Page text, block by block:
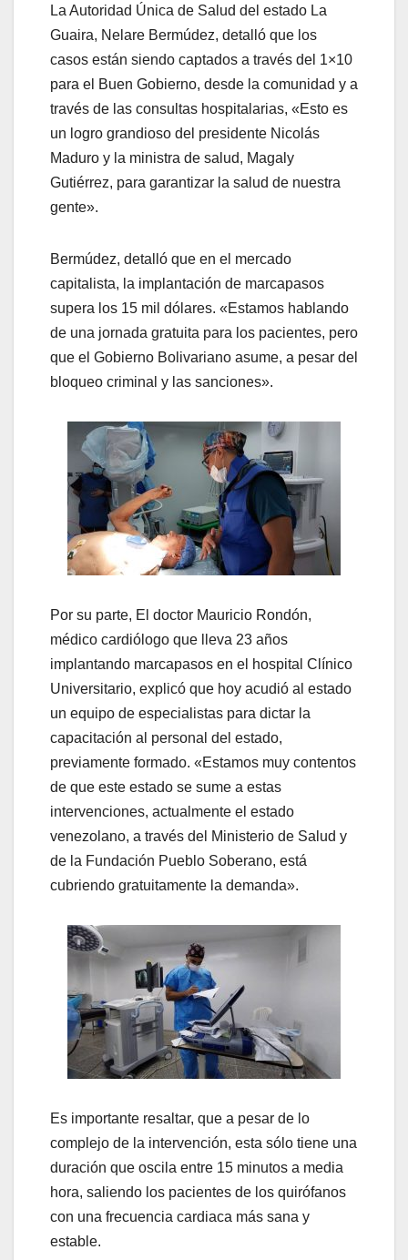
La Autoridad Única de Salud del estado La
Guaira, Nelare Bermúdez, detalló que los
casos están siendo captados a través del 1×10
para el Buen Gobierno, desde la comunidad y a
través de las consultas hospitalarias, «Esto es
un logro grandioso del presidente Nicolás
Maduro y la ministra de salud, Magaly
Gutiérrez, para garantizar la salud de nuestra
gente».
Bermúdez, detalló que en el mercado
capitalista, la implantación de marcapasos
supera los 15 mil dólares. «Estamos hablando
de una jornada gratuita para los pacientes, pero
que el Gobierno Bolivariano asume, a pesar del
bloqueo criminal y las sanciones».
Por su parte, El doctor Mauricio Rondón,
médico cardiólogo que lleva 23 años
implantando marcapasos en el hospital Clínico
Universitario, explicó que hoy acudió al estado
un equipo de especialistas para dictar la
capacitación al personal del estado,
previamente formado. «Estamos muy contentos
de que este estado se sume a estas
intervenciones, actualmente el estado
venezolano, a través del Ministerio de Salud y
de la Fundación Pueblo Soberano, está
cubriendo gratuitamente la demanda».
Es importante resaltar, que a pesar de lo
complejo de la intervención, esta sólo tiene una
duración que oscila entre 15 minutos a media
hora, saliendo los pacientes de los quirófanos
con una frecuencia cardiaca más sana y
estable.